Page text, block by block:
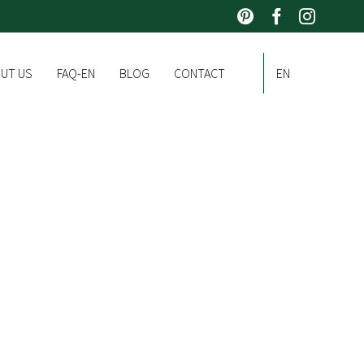
US FAQ-EN BLOG CONTACT EN